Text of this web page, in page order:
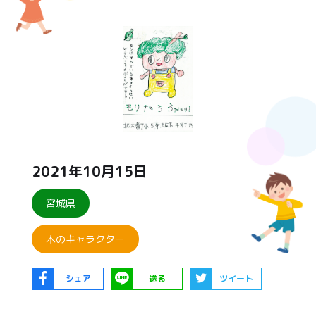
2021年10月15日
宮城県
木のキャラクター
シェア 送る ツイート